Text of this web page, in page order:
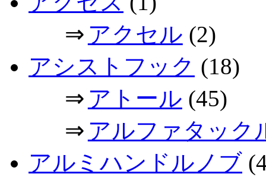
⇒ アクセル (2)
アシストフック (18)
⇒ アトール (45)
⇒ アルファタック
アルミハンドルノブ